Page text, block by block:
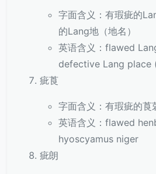
字面含义：有瑕疵的
的Lang地（地名）
英语含义：flawed
defective Lang place
疵莨
字面含义：有瑕疵的莨
英语含义：flawed
hyoscyamus niger
疵朗